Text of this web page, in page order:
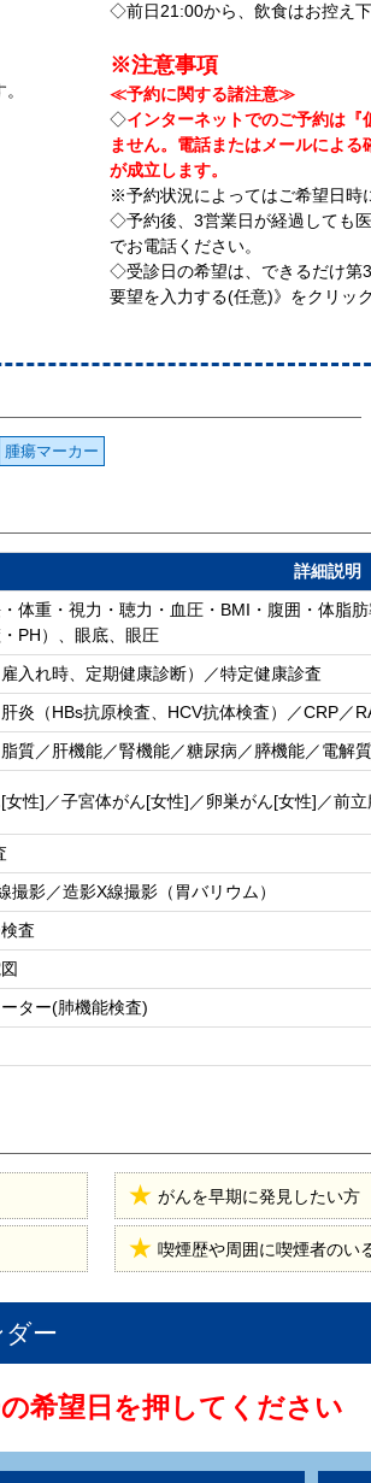
◇前日21:00から、飲食はお控え下
※注意事項
≪予約に関する諸注意≫
◇インターネットでのご予約は『
ません。電話またはメールによ
が成立します。
※予約状況によってはご希望日時
◇予約後、3営業日が経過しても
でお電話ください。
◇受診日の希望は、できるだけ第
要望を入力する(任意)》をクリッ
腫瘍マーカー
詳細説明
体重・視力・聴力・血圧・BMI・腹囲・体脂
PH）、眼底、眼圧
入れ時、定期健康診断）／特定健康診査
炎（HBs抗原検査、HCV抗体検査）／CRP／
質／肝機能／腎機能／糖尿病／膵機能／電解質
女性]／子宮体がん[女性]／卵巣がん[女性]／前
撮影／造影X線撮影（胃バリウム）
査
ター(肺機能検査)
がんを早期に発見したい方
喫煙歴や周囲に喫煙者のい
ー
希望日を押してください